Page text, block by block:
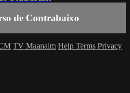
de Contrabaixo
TV Maanaim Help Terms Privacy